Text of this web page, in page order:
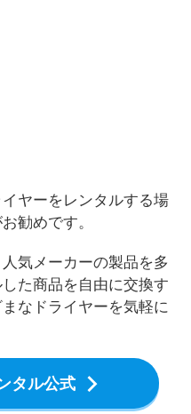
ヤーをレンタルする場
勧めです。
気メーカーの製品を多
た商品を自由に交換す
なドライヤーを気軽に
タル公式